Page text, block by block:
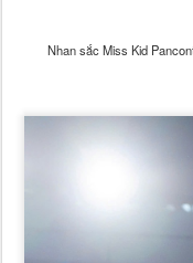
Nhan sắc Miss Kid